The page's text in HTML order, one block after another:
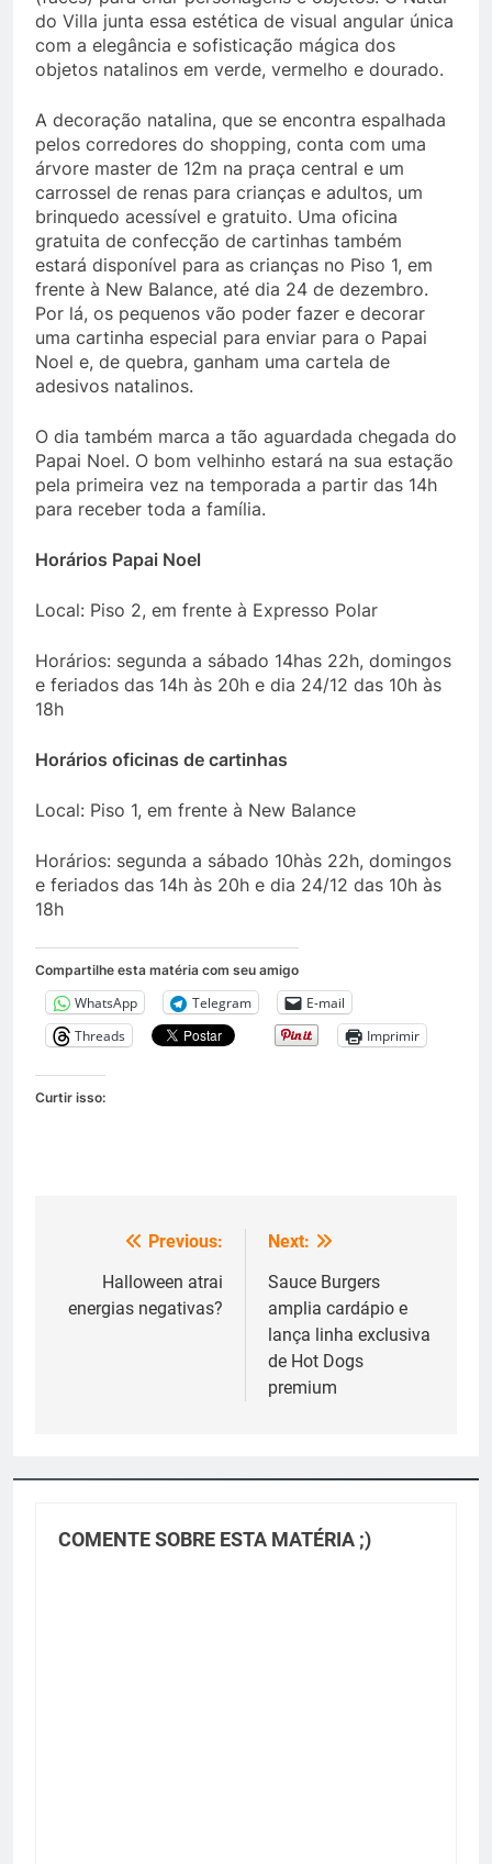
do Villa junta essa estética de visual angular única
com a elegância e sofisticação mágica dos
objetos natalinos em verde, vermelho e dourado.
A decoração natalina, que se encontra espalhada
pelos corredores do shopping, conta com uma
árvore master de 12m na praça central e um
carrossel de renas para crianças e adultos, um
brinquedo acessível e gratuito. Uma oficina
gratuita de confecção de cartinhas também
estará disponível para as crianças no Piso 1, em
frente à New Balance, até dia 24 de dezembro.
Por lá, os pequenos vão poder fazer e decorar
uma cartinha especial para enviar para o Papai
Noel e, de quebra, ganham uma cartela de
adesivos natalinos.
O dia também marca a tão aguardada chegada do
Papai Noel. O bom velhinho estará na sua estação
pela primeira vez na temporada a partir das 14h
para receber toda a família.
Horários Papai Noel
Local: Piso 2, em frente à Expresso Polar
Horários: segunda a sábado 14has 22h, domingos
e feriados das 14h às 20h e dia 24/12 das 10h às
18h
Horários oficinas de cartinhas
Local: Piso 1, em frente à New Balance
Horários: segunda a sábado 10hàs 22h, domingos
e feriados das 14h às 20h e dia 24/12 das 10h às
18h
Compartilhe esta matéria com seu amigo
WhatsApp Telegram
E-mail
Threads
Imprimir
Curtir isso:
Navegação
Post
Previous:
Halloween atrai
energias negativas?
Next:
Sauce Burgers
amplia cardápio e
lança linha exclusiva
de Hot Dogs
premium
COMENTE SOBRE ESTA MATÉRIA ;)